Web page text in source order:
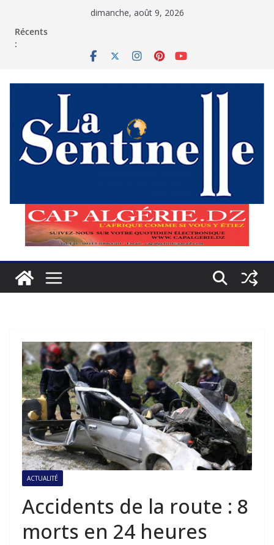
dimanche, août 9, 2026
Récents
:
ACTUALITÉ
Accidents de la route : 8
morts en 24 heures